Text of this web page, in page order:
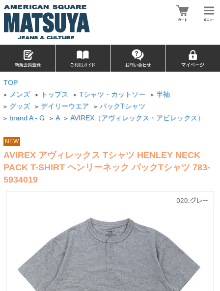
TOP
> メンズ > トップス > Tシャツ・カットソー > 半袖
> グッズ > デイリーウエア > パックTシャツ
> brand A - G > A > AVIREX（アヴィレックス・アビレックス）
NEW
AVIREX アヴィレックス Tシャツ HENLEY NECK
PACK T-SHIRT ヘンリーネック パックTシャツ 783-
5934019